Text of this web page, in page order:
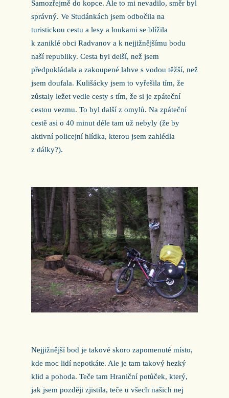
Samozřejmě do kopce. Ale to mi nevadilo, směr byl
správný. Ve Studánkách jsem odbočila na
turistickou cestu a lesy a loukami se blížila
k zaniklé obci Radvanov a k nejjižnějšímu bodu
naší republiky. Cesta byl delší, než jsem
předpokládala a zakoupené lahve s vodou těžší, než
jsem doufala. Kulišácky jsem to vyřešila tím, že
zůstaly ležet vedle cesty s tím, že si je zpáteční
cestou vezmu. To byl další z omylů. Na zpáteční
cestě asi o 40 minut déle tam už nebyly (že by
aktivní policejní hlídka, kterou jsem zahlédla
z dálky?).
Nejjižnější bod je takové skoro zapomenuté místo,
kde moc lidí nepotkáte. Ale je tam takový hezký
klid a pohoda. Teče tam Hraniční potůček, který,
jak jsem později zjistila, teče u všech našich nej